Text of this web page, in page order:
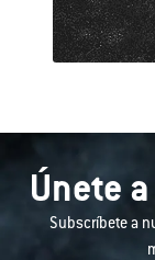
Únete
Subscríbete a